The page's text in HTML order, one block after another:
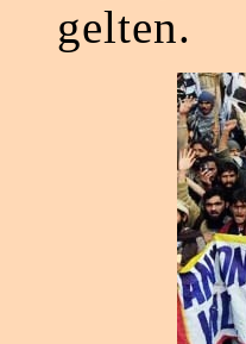
gelten.